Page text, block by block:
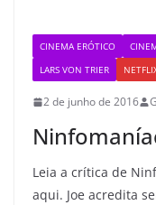
CINEMA ERÓTICO
LARS VON TRIER
2 de junho de 2016
Leia a crítica de
aqui. Joe acredita